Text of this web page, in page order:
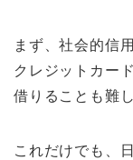
まず、社会的信
クレジットカー
借りることも難
これだけでも、